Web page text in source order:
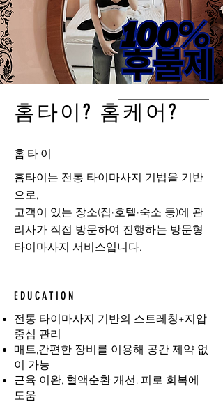
홈타이? 홈케어?
홈타이
홈타이는 전통 타이마사지 기법을 기반
으로,
고객이 있는 장소(집·호텔·숙소 등)에 관
리사가 직접 방문하여 진행하는 방문형
타이마사지 서비스입니다.
EDUCATION
전통 타이마사지 기반의 스트레칭+지압
중심 관리
매트,간편한 장비를 이용해 공간 제약 없
이 가능
근육 이완, 혈액순환 개선, 피로 회복에
도움